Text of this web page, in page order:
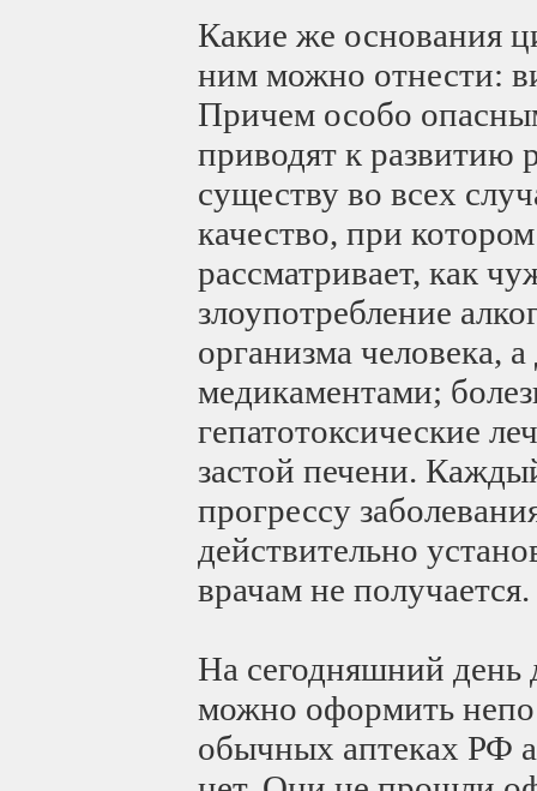
Какие же основания
ним можно отнести:
Причем особо
приводят к развитию
существу во всех
качество, при
рассматривает, как
злоупотребление
организма человека,
медикаментами;
гепатотоксические
застой печени.
прогрессу
действительно
врачам не получается.
На сегодняшний день
можно оформить
обычных аптеках РФ